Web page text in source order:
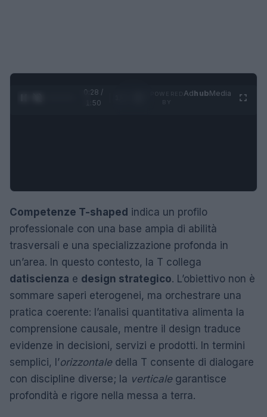
0:29 /
1:50
AdhubMedia
Competenze T-shaped indica un profilo
professionale con una base ampia di abilità
trasversali e una specializzazione profonda in
un’area. In questo contesto, la T collega
datiscienza e design strategico. L’obiettivo non è
sommare saperi eterogenei, ma orchestrare una
pratica coerente: l’analisi quantitativa alimenta la
comprensione causale, mentre il design traduce
evidenze in decisioni, servizi e prodotti. In termini
semplici, l’orizzontaledella T consente di dialogare
con discipline diverse; la verticalegarantisce
profondità e rigore nella messa a terra.